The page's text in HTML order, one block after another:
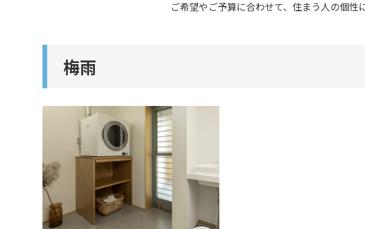
ご希望やご予算に合わせて、住まう人の個
梅雨